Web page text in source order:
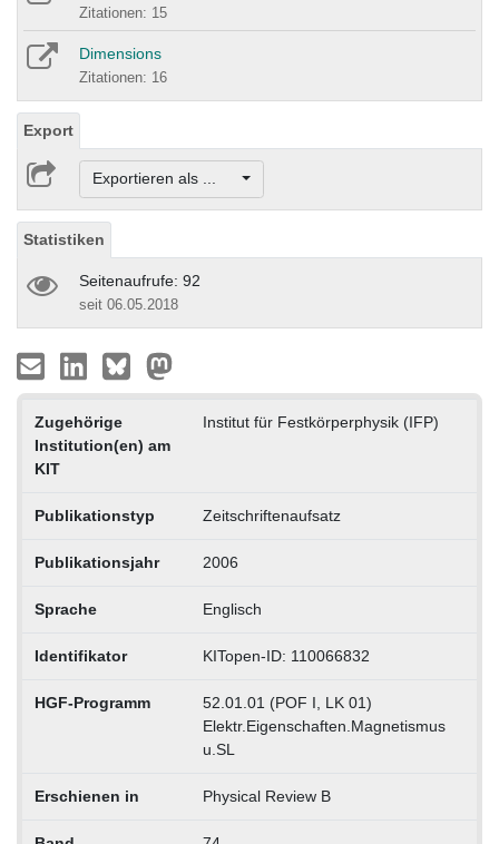
Zitationen: 15
Dimensions
Zitationen: 16
Export
Exportieren als ...
Statistiken
Seitenaufrufe: 92
seit 06.05.2018
Zugehörige
Institution(en) am
KIT
Institut für Festkörperphysik (IFP)
Publikationstyp Zeitschriftenaufsatz
Publikationsjahr 2006
Sprache Englisch
Identifikator KITopen-ID: 110066832
HGF-Programm
52.01.01 (POF I, LK 01)
Elektr.Eigenschaften.Magnetismus
u.SL
Erschienen in Physical Review B